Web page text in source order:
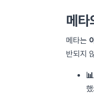
메타
메타는
반되지